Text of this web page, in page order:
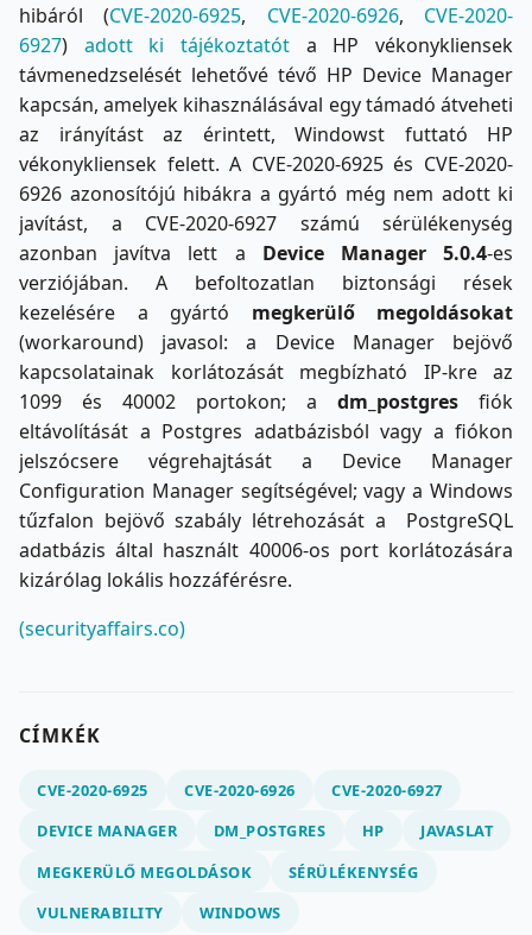
hibáról (CVE-2020-6925, CVE-2020-6926, CVE-2020-
6927) adott ki tájékoztatót a HP vékonykliensek
távmenedzselését lehetővé tévő HP Device Manager
kapcsán, amelyek kihasználásával egy támadó átveheti
az irányítást az érintett, Windowst futtató HP
vékonykliensek felett. A CVE-2020-6925 és CVE-2020-
6926 azonosítójú hibákra a gyártó még nem adott ki
javítást, a CVE-2020-6927 számú sérülékenység
azonban javítva lett a Device Manager 5.0.4-es
verziójában. A befoltozatlan biztonsági rések
kezelésére a gyártó megkerülő megoldásokat
(workaround) javasol: a Device Manager bejövő
kapcsolatainak korlátozását megbízható IP-kre az
1099 és 40002 portokon; a dm_postgres fiók
eltávolítását a Postgres adatbázisból vagy a fiókon
jelszócsere végrehajtását a Device Manager
Configuration Manager segítségével; vagy a Windows
tűzfalon bejövő szabály létrehozását a PostgreSQL
adatbázis által használt 40006-os port korlátozására
kizárólag lokális hozzáférésre.
(securityaffairs.co)
CÍMKÉK
CVE-2020-6925 CVE-2020-6926
CVE-2020-6927
DEVICE MANAGER
DM_POSTGRES HP
JAVASLAT
MEGKERÜLŐ MEGOLDÁSOK
SÉRÜLÉKENYSÉG
VULNERABILITY
WINDOWS